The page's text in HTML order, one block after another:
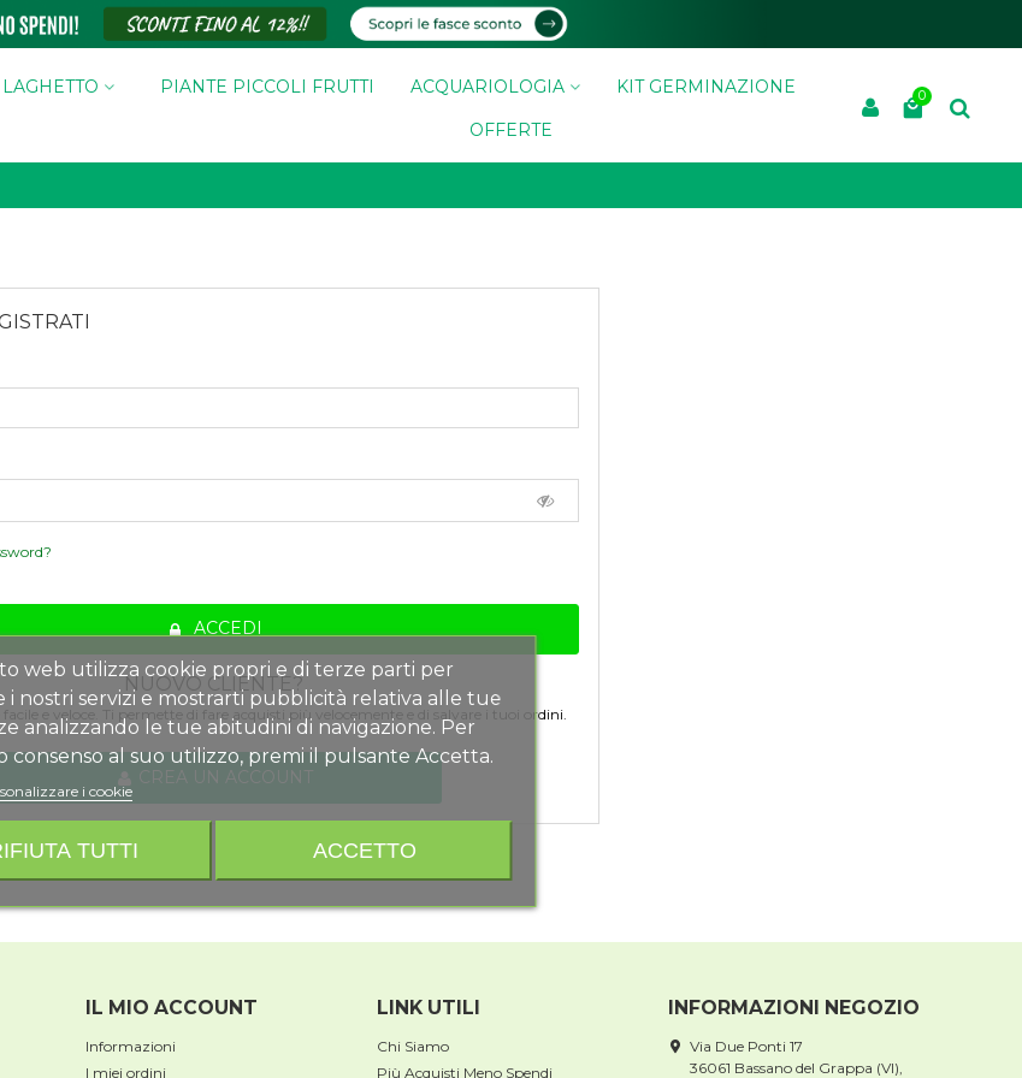
LAGHETTO PIANTE PICCOLI FRUTTI ACQUARIOLOGIA
KIT GERMINAZIONE
OFFERTE
0
ACCEDI
NUOVO CLIENTE?
e veloce. Ti permette di fare acquisti più velocemente e di salvare i tuoi ordini.
CREA UN ACCOUNT
IL MIO ACCOUNT
Informazioni
I miei ordini
LINK UTILI
Chi Siamo
Più Acquisti Meno Spendi
INFORMAZIONI NEGOZIO
Via Due Ponti 17
36061 Bassano del Grappa (VI),
web utilizza cookie propri e di terze parti per
i nostri servizi e mostrarti pubblicità relativa alle tue
analizzando le tue abitudini di navigazione. Per
consenso al suo utilizzo, premi il pulsante Accetta.
i cookie
TUTTI ACCETTO